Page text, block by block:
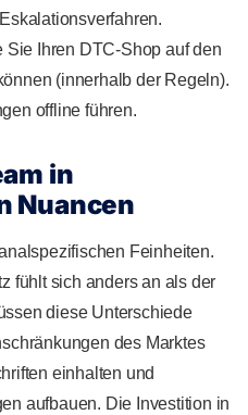
Sie Ihren DTC-Shop auf den
(innerhalb der Regeln).
offline führen.
in
Nuancen
Feinheiten.
fühlt sich anders an als der
diese Unterschiede
des Marktes
einhalten und
aufbauen. Die Investition in